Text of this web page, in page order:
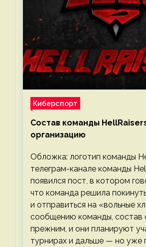
Киберспорт
Состав команды
организацию
Обложка: логотип команды
телеграм-канале команды
появился пост, в котором
что команда решила
и отправиться на «вольные
сообщению команды, состав
прежним, и они планируют
турнирах и дальше — но уже